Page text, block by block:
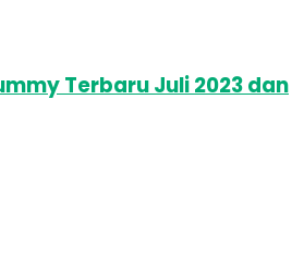
Terbaru Juli 2023 dan